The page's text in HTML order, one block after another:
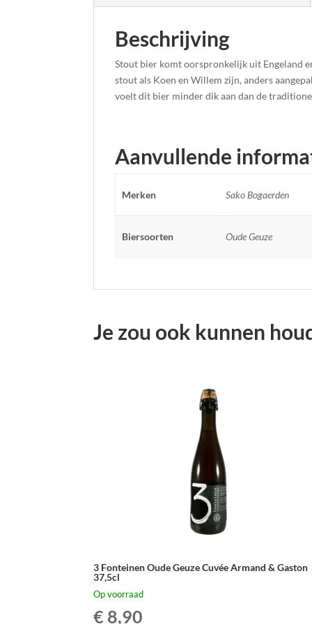
Beschrijving
Stout bier komt oorspronkelijk uit Engeland
stout als Koen en Willem zijn, anders
voelt dit bier minder dik aan dan de
Aanvullende
Merken Sako Bogaerden
Biersoorten Oude Geuze
Je zou ook kunnen
3 Fonteinen Oude Geuze Cuvée Armand & Gaston
37,5cl
Op voorraad
€ 8,90